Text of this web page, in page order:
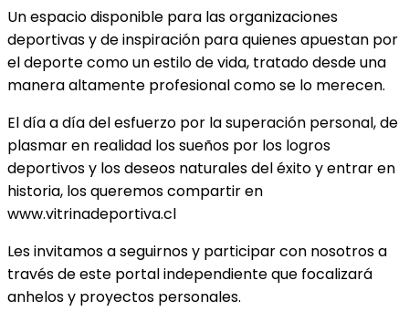
Un espacio disponible para las organizaciones
deportivas y de inspiración para quienes apuestan por
el deporte como un estilo de vida, tratado desde una
manera altamente profesional como se lo merecen.
El día a día del esfuerzo por la superación personal, de
plasmar en realidad los sueños por los logros
deportivos y los deseos naturales del éxito y entrar en
historia, los queremos compartir en
www.vitrinadeportiva.cl
Les invitamos a seguirnos y participar con nosotros a
través de este portal independiente que focalizará
anhelos y proyectos personales.